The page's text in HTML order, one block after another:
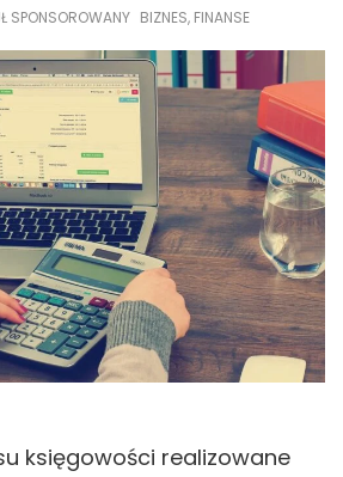
SPONSOROWANY BIZNES, FINANSE
księgowości realizowane